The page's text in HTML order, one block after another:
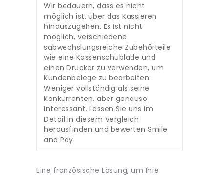
Wir bedauern, dass es nicht
möglich ist, über das Kassieren
hinauszugehen. Es ist nicht
möglich, verschiedene
sabwechslungsreiche Zubehörteile
wie eine Kassenschublade und
einen Drucker zu verwenden, um
Kundenbelege zu bearbeiten.
Weniger vollständig als seine
Konkurrenten, aber genauso
interessant. Lassen Sie uns im
Detail in diesem Vergleich
herausfinden und bewerten Smile
and Pay.
Eine französische Lösung, um Ihre